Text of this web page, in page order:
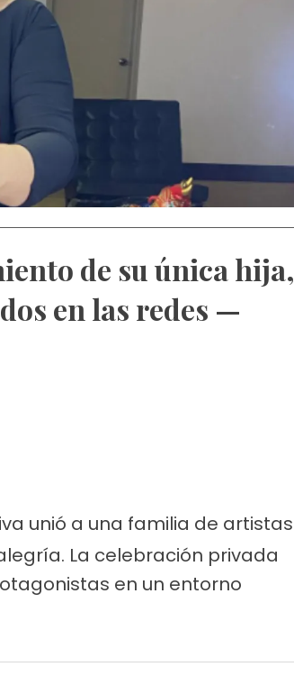
de su única hija,
en las redes —
unió a una familia de artistas
La celebración privada
en un entorno